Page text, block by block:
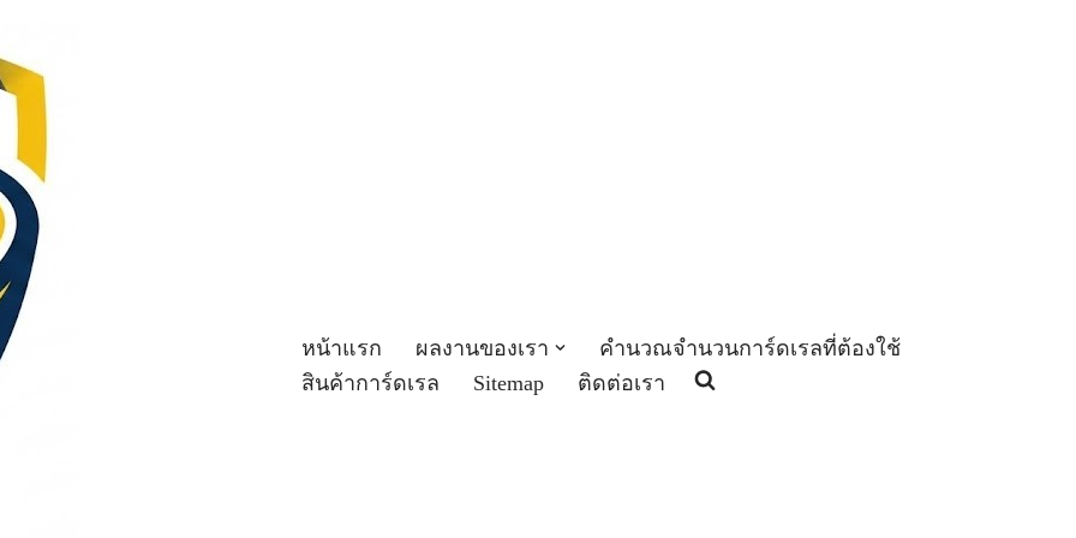
หน้าแรก ผลงานของเรา
คำนวณจำนวนการ์ดเรลที่ต้องใช้
สินค้าการ์ดเรล
Sitemap ติดต่อเรา